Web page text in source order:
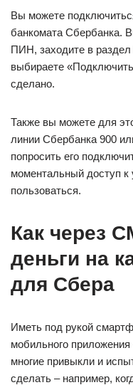
Вы можете
банкомата Сбербанка.
ПИН, заходите в
выбираете
сделано.
Также вы можете для
линии Сбербанка 900
попросить его
моментальный доступ
пользоваться.
Как через
деньги на
для Сбера
Иметь под рукой
мобильного
многие привыкли и
сделать – например,